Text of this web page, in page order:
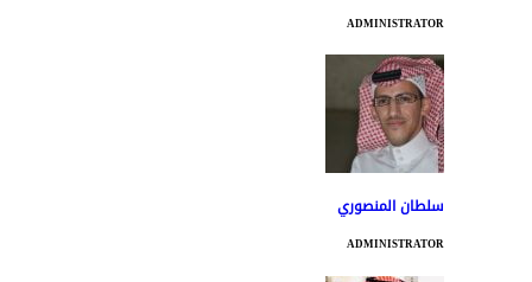
ADMINISTRATOR
سلطان المنصوري
ADMINISTRATOR